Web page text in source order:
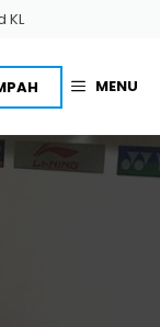
KL
MENU